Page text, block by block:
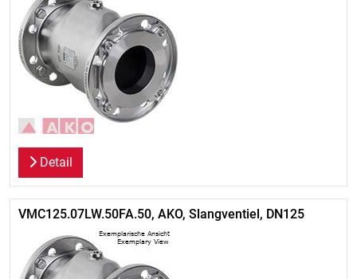
Detail
VMC125.07LW.50FA.50, AKO, Slangventiel, DN125